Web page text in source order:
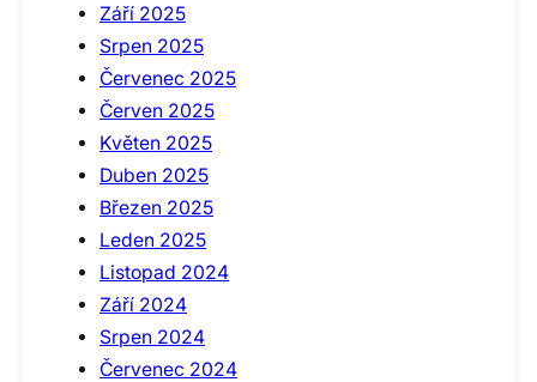
Září 2025
Srpen 2025
Červenec 2025
Červen 2025
Květen 2025
Duben 2025
Březen 2025
Leden 2025
Listopad 2024
Září 2024
Srpen 2024
Červenec 2024